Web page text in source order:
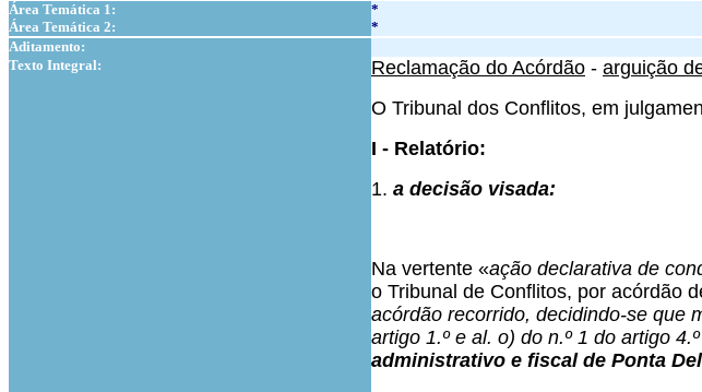
Área Temática 1:
*
Área Temática 2:
*
Aditamento:
Texto Integral:
Reclamação do Acórdão - arguição
O Tribunal dos Conflitos, em
I - Relatório:
1. a decisão visada:
Na vertente «ação declarativa de
o Tribunal de Conflitos, por acórdão
acórdão recorrido, decidindo-se que
artigo 1.º e al. o) do n.º 1 do artigo
administrativo e fiscal de Ponta